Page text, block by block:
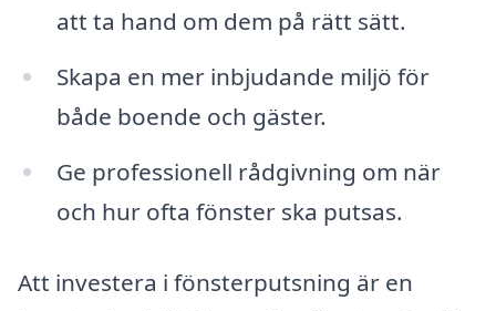
att ta hand om dem på rätt sätt.
Skapa en mer inbjudande miljö för
både boende och gäster.
Ge professionell rådgivning om när
och hur ofta fönster ska putsas.
Att investera i fönsterputsning är en